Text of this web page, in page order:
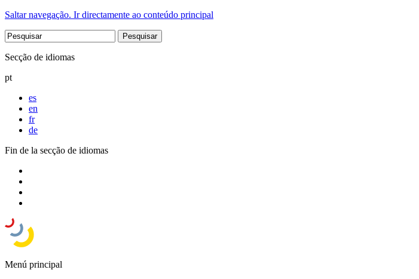
Saltar navegação. Ir directamente ao conteúdo principal
Secção de idiomas
pt
es
en
fr
de
Fin de la secção de idiomas
Menú principal